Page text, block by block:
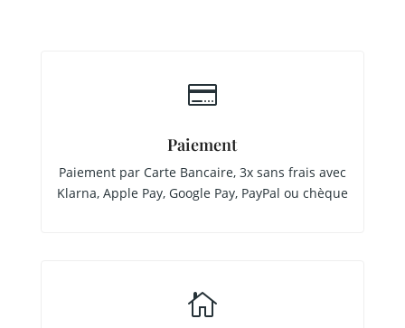

Paiement
Paiement par Carte Bancaire, 3x sans frais avec
Klarna, Apple Pay, Google Pay, PayPal ou chèque
